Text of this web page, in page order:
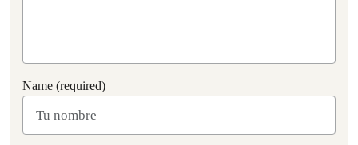
Name (required)